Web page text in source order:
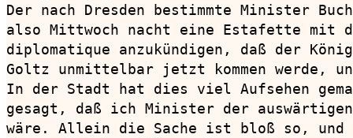
Der nach Dresden bestimmte Minister
also Mittwoch nacht eine Estafette mit
diplomatique anzukündigen, daß der
Goltz unmittelbar jetzt kommen werde,
In der Stadt hat dies viel Aufsehen
gesagt, daß ich Minister der auswärtigen
wäre. Allein die Sache ist bloß so,